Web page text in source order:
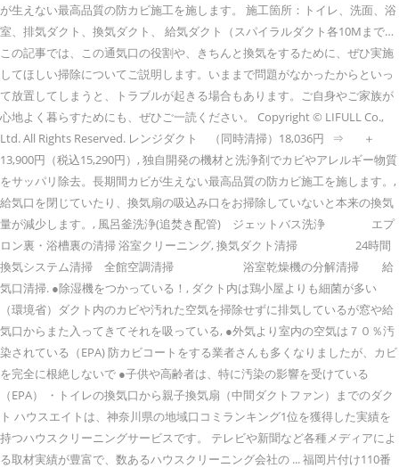
が生えない最高品質の防カビ施工を施します。 施工箇所：トイレ、洗面、浴
室、排気ダクト、換気ダクト、 給気ダクト（スパイラルダクト各10Mまで…
この記事では、この通気口の役割や、きちんと換気をするために、ぜひ実施
してほしい掃除についてご説明します。いままで問題がなかったからといっ
て放置してしまうと、トラブルが起きる場合もあります。ご自身やご家族が
心地よく暮らすためにも、ぜひご一読ください。 Copyright © LIFULL Co.,
Ltd. All Rights Reserved. レンジダクト （同時清掃）18,036円 ⇒ ＋
13,900円（税込15,290円）, 独自開発の機材と洗浄剤でカビやアレルギー物質
をサッパリ除去。長期間カビが生えない最高品質の防カビ施工を施します。,
給気口を閉じていたり、換気扇の吸込み口をお掃除していないと本来の換気
量が減少します。, 風呂釜洗浄(追焚き配管) ジェットバス洗浄 エプ
ロン裏・浴槽裏の清掃 浴室クリーニング, 換気ダクト清掃 24時間
換気システム清掃 全館空調清掃 浴室乾燥機の分解清掃 給
気口清掃. ●除湿機をつかっている！, ダクト内は鶏小屋よりも細菌が多い
（環境省）ダクト内のカビや汚れた空気を掃除せずに排気しているが窓や給
気口からまた入ってきてそれを吸っている, ●外気より室内の空気は７０％汚
染されている（EPA) 防カビコートをする業者さんも多くなりましたが、カビ
を完全に根絶しないで ●子供や高齢者は、特に汚染の影響を受けている
（EPA） ・トイレの換気口から親子換気扇（中間ダクトファン）までのダク
ト ハウスエイトは、神奈川県の地域口コミランキング1位を獲得した実績を
持つハウスクリーニングサービスです。 テレビや新聞など各種メディアによ
る取材実績が豊富で、数あるハウスクリーニング会社の ... 福岡片付け110番